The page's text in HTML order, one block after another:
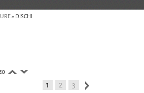
» DISCHI
1 2 3